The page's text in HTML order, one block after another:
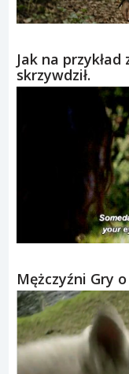
Jak na
skrzywdził.
Mężczyźni Gry